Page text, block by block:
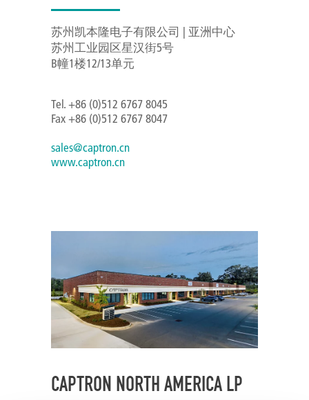
苏州凯本隆电子有限公司 | 亚洲中心
苏州工业园区星汉街5号
B幢1楼12/13单元
Tel. +86 (0)512 6767 8045
Fax +86 (0)512 6767 8047
sales@captron.cn
www.captron.cn
CAPTRON NORTH AMERICA LP